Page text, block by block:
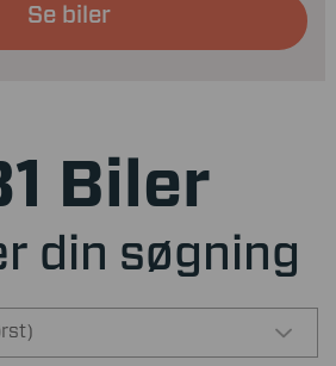
Se biler
Biler
din søgning